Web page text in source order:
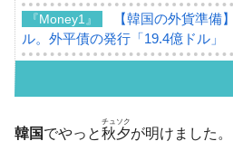
『Money1』
【韓国の外貨準備
ル。外平債の発行「19.4億ドル」
韓国･李在明さっそ
言。
韓国でやっと秋夕
チュソク
が明けました。